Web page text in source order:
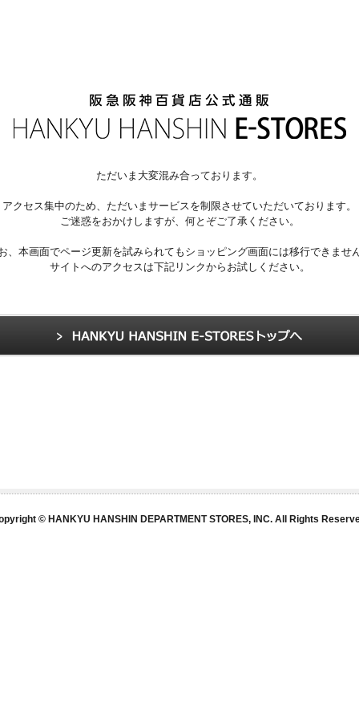
ただいま大変混み合っております。
アクセス集中のため、ただいまサービスを制限させていただいております。
ご迷惑をおかけしますが、何とぞご了承ください。
、本画面でページ更新を試みられてもショッピング画面には移行できませ
サイトへのアクセスは下記リンクからお試しください。
© HANKYU HANSHIN DEPARTMENT STORES, INC. All Rights